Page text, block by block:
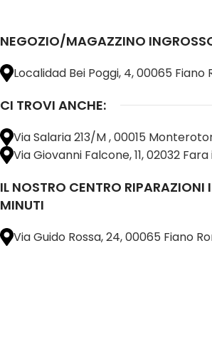
NEGOZIO/MAGAZZINO
Localidad Bei Poggi, 4, 00065 Fiano
CI TROVI ANCHE:
Via Salaria 213/M , 00015
Via Giovanni Falcone, 11, 02032
IL NOSTRO CENTRO RIPARAZIONI
MINUTI
Via Guido Rossa, 24, 00065 Fiano